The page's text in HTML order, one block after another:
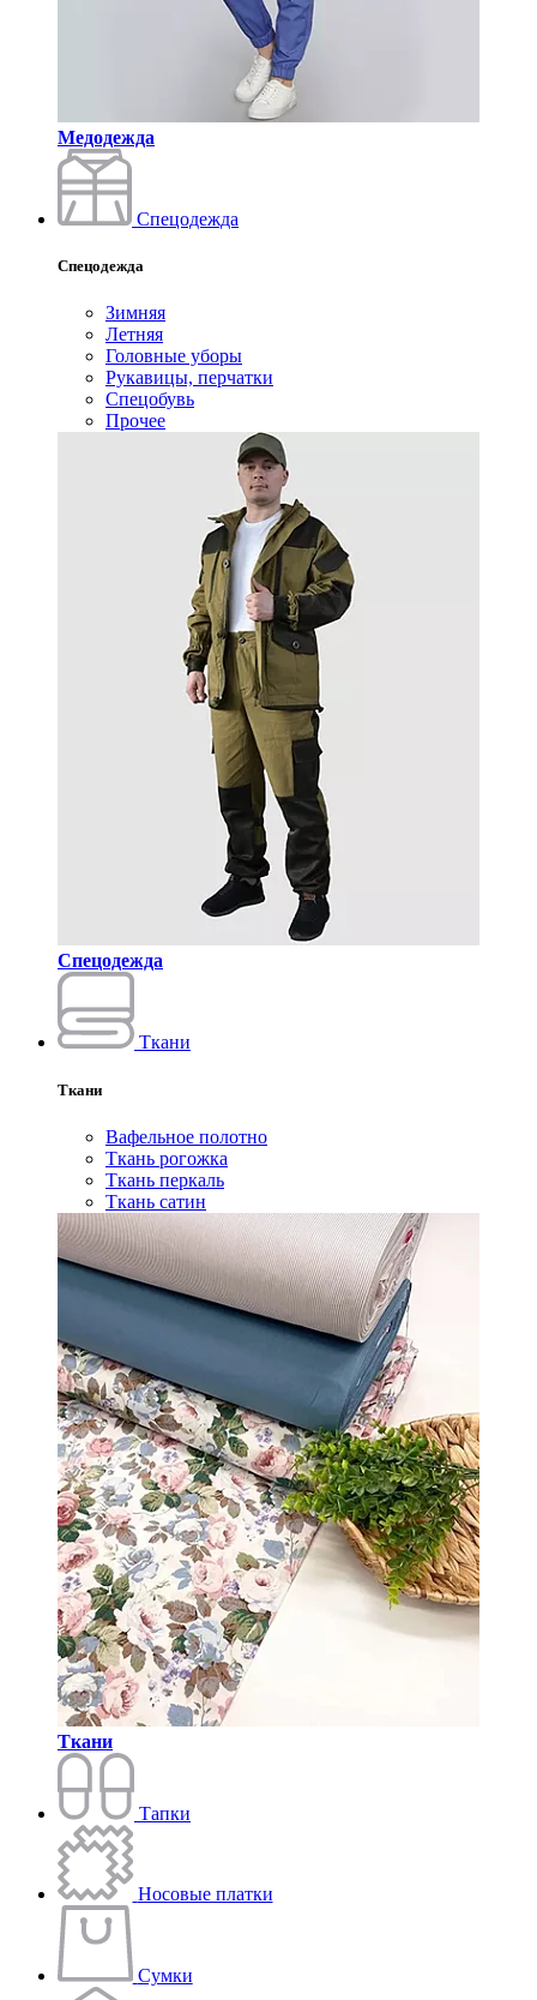
Медодежда
Спецодежда
Спецодежда
Зимняя
Летняя
Головные уборы
Рукавицы, перчатки
Спецобувь
Прочее
Спецодежда
Ткани
Ткани
Вафельное полотно
Ткань рогожка
Ткань перкаль
Ткань сатин
Ткани
Тапки
Носовые платки
Сумки